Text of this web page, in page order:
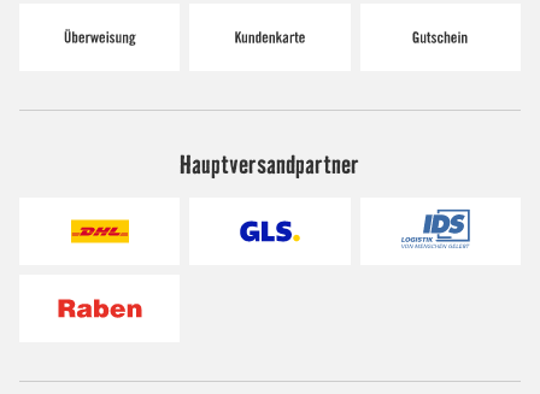
Hauptversandpartner